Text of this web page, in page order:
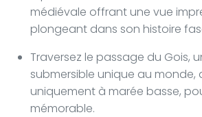
médiévale offrant une vue
plongeant dans son histoire
Traversez le passage du Gois,
submersible unique au monde,
uniquement à marée basse,
mémorable.